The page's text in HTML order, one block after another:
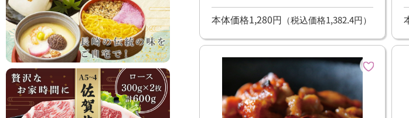
本体価格1,280円 （税込価格1,382.4円）